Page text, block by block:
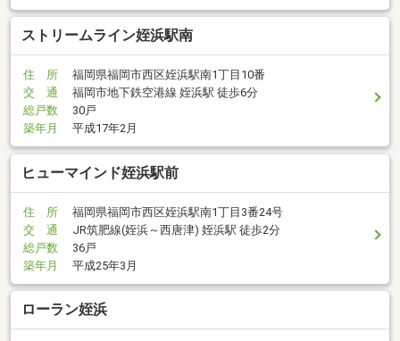
ストリームライン姪浜駅南
住 所
福岡県福岡市西区姪浜駅南1丁目10番
交 通
福岡市地下鉄空港線 姪浜駅 徒歩6分
総戸数
30戸
築年月
平成17年2月
ヒューマインド姪浜駅前
住 所
福岡県福岡市西区姪浜駅南1丁目3番24号
交 通
JR筑肥線(姪浜～西唐津) 姪浜駅 徒歩2分
総戸数
36戸
築年月
平成25年3月
ローラン姪浜